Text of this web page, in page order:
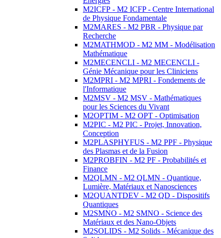
M2ICFP - M2 ICFP - Centre International
de Physique Fondamentale
M2MARES - M2 PBR - Physique par
Recherche
M2MATHMOD - M2 MM - Modélisation
Mathématique
M2MECENCLI - M2 MECENCLI -
Génie Mécanique pour les Cliniciens
M2MPRI - M2 MPRI - Fondements de
l'Informatique
M2MSV - M2 MSV - Mathématiques
pour les Sciences du Vivant
M2OPTIM - M2 OPT - Optimisation
M2PIC - M2 PIC - Projet, Innovation,
Conception
M2PLASPHYFUS - M2 PPF - Physique
des Plasmas et de la Fusion
M2PROBFIN - M2 PF - Probabilités et
Finance
M2QLMN - M2 QLMN - Quantique,
Lumière, Matériaux et Nanosciences
M2QUANTDEV - M2 QD - Dispositifs
Quantiques
M2SMNO - M2 SMNO - Science des
Matériaux et des Nano-Objets
M2SOLIDS - M2 Solids - Mécanique des